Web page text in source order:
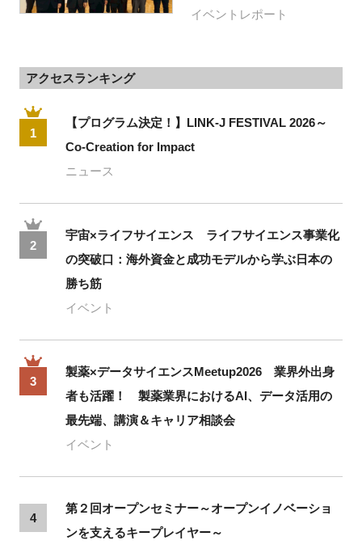
イベントレポート
アクセスランキング
1
【プログラム決定！】LINK-J FESTIVAL 2026～
Co-Creation for Impact
ニュース
2
宇宙×ライフサイエンス ライフサイエンス事業化
の突破口：海外資金と成功モデルから学ぶ日本の
勝ち筋
イベント
3
製薬×データサイエンスMeetup2026 業界外出身
者も活躍！ 製薬業界におけるAI、データ活用の
最先端、講演＆キャリア相談会
イベント
4
第２回オープンセミナー～オープンイノベーショ
ンを支えるキープレイヤー～